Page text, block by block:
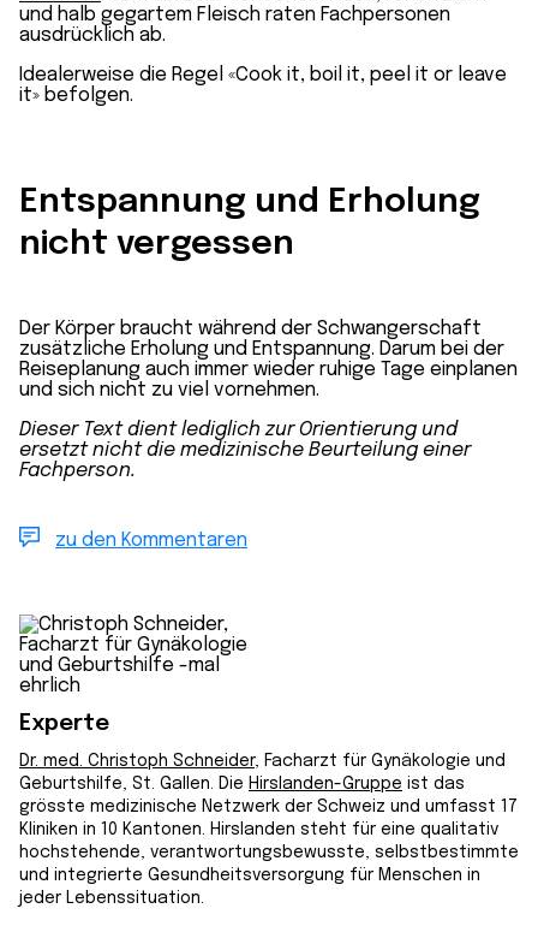
und halb gegartem Fleisch raten Fachpersonen
ausdrücklich ab.
Idealerweise die Regel «Cook it, boil it, peel it or leave
it» befolgen.
Entspannung und Erholung
nicht vergessen
Der Körper braucht während der Schwangerschaft
zusätzliche Erholung und Entspannung. Darum bei der
Reiseplanung auch immer wieder ruhige Tage einplanen
und sich nicht zu viel vornehmen.
Dieser Text dient lediglich zur Orientierung und
ersetzt nicht die medizinische Beurteilung einer
Fachperson.
zu den Kommentaren
Experte
Dr. med. Christoph Schneider, Facharzt für Gynäkologie und
Geburtshilfe, St. Gallen. Die Hirslanden-Gruppe ist das
grösste medizinische Netzwerk der Schweiz und umfasst 17
Kliniken in 10 Kantonen. Hirslanden steht für eine qualitativ
hochstehende, verantwortungsbewusste, selbstbestimmte
und integrierte Gesundheitsversorgung für Menschen in
jeder Lebenssituation.